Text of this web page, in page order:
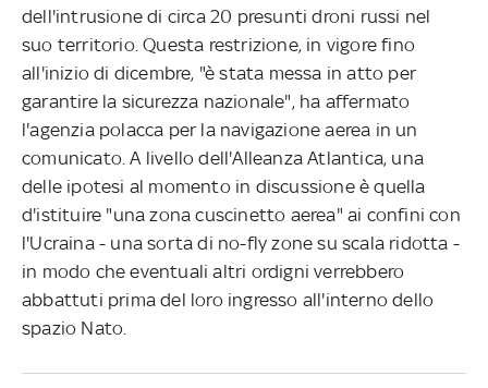
dell'intrusione di circa 20 presunti droni russi nel
suo territorio. Questa restrizione, in vigore fino
all'inizio di dicembre, "è stata messa in atto per
garantire la sicurezza nazionale", ha affermato
l'agenzia polacca per la navigazione aerea in un
comunicato. A livello dell'Alleanza Atlantica, una
delle ipotesi al momento in discussione è quella
d'istituire "una zona cuscinetto aerea" ai confini con
l'Ucraina - una sorta di no-fly zone su scala ridotta -
in modo che eventuali altri ordigni verrebbero
abbattuti prima del loro ingresso all'interno dello
spazio Nato.